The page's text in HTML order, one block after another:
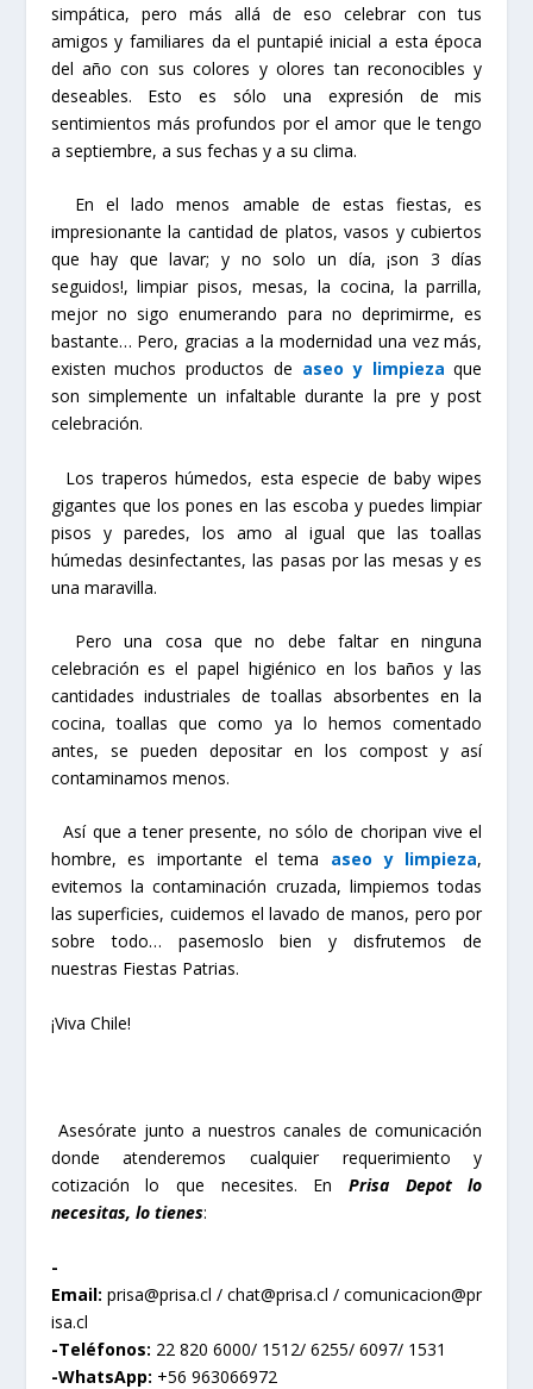
simpática, pero más allá de eso celebrar con tus
amigos y familiares da el puntapié inicial a esta época
del año con sus colores y olores tan reconocibles y
deseables. Esto es sólo una expresión de mis
sentimientos más profundos por el amor que le tengo
a septiembre, a sus fechas y a su clima.
En el lado menos amable de estas fiestas, es
impresionante la cantidad de platos, vasos y cubiertos
que hay que lavar; y no solo un día, ¡son 3 días
seguidos!, limpiar pisos, mesas, la cocina, la parrilla,
mejor no sigo enumerando para no deprimirme, es
bastante… Pero, gracias a la modernidad una vez más,
existen muchos productos de aseo y limpieza que
son simplemente un infaltable durante la pre y post
celebración.
Los traperos húmedos, esta especie de baby wipes
gigantes que los pones en las escoba y puedes limpiar
pisos y paredes, los amo al igual que las toallas
húmedas desinfectantes, las pasas por las mesas y es
una maravilla.
Pero una cosa que no debe faltar en ninguna
celebración es el papel higiénico en los baños y las
cantidades industriales de toallas absorbentes en la
cocina, toallas que como ya lo hemos comentado
antes, se pueden depositar en los compost y así
contaminamos menos.
Así que a tener presente, no sólo de choripan vive el
hombre, es importante el tema aseo y limpieza,
evitemos la contaminación cruzada, limpiemos todas
las superficies, cuidemos el lavado de manos, pero por
sobre todo… pasemoslo bien y disfrutemos de
nuestras Fiestas Patrias.
¡Viva Chile!
Asesórate junto a nuestros canales de comunicación
donde atenderemos cualquier requerimiento y
cotización lo que necesites. EnPrisa Depot lo
necesitas, lo tienes:
-
Email: prisa@prisa.cl /chat@prisa.cl /comunicacion@pr
isa.cl
-Teléfonos: 22 820 6000/ 1512/ 6255/ 6097/ 1531
-WhatsApp: +56 963066972